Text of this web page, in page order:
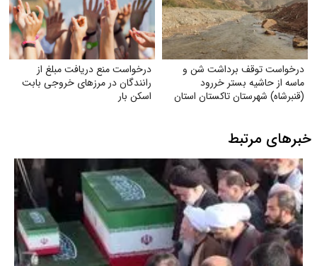
درخواست توقف برداشت شن و
ماسه از حاشیه بستر خر‌رود
(قنبرشاه) شهرستان تاکستان استان
درخواست منع دریافت مبلغ از
رانندگان در مرزهای خروجی بابت
اسکن بار
خبرهای مرتبط